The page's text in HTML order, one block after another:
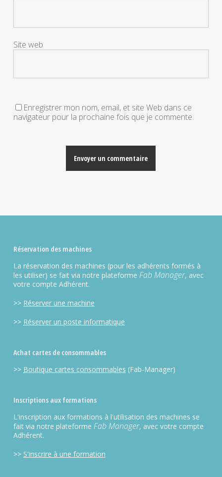
Site web
Enregistrer mon nom, email, et site Web dans ce
navigateur pour la prochaine fois que je commente.
Réservation des machines
La réservation des machines (pour les adhérents formés à
les utiliser) se fait via notre plateforme Fab Manager, avec
votre compte Adhérent.
>> Réserver une machine
>> Réserver un poste informatique
Achat cartes de consommables
>> Boutique cartes consommables (Fab-Manager)
Inscriptions aux formations
L'inscription aux formations à l'utilisation des machines se
fait via notre plateforme Fab Manager, avec votre compte
Adhérent.
>> S'inscrire à une formation